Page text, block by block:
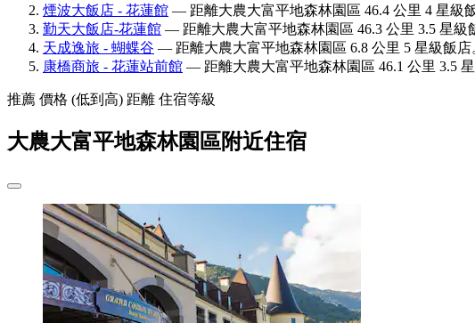
煙波大飯店 - 花蓮館 — 距離大農大富平地森林園區 46.4 公里 4 星級
勤天大飯店-花蓮館 — 距離大農大富平地森林園區 46.3 公里 3.5 星級
天成逸旅 - 蝴蝶谷 — 距離大農大富平地森林園區 6.8 公里 5 星級飯店
康橋商旅 - 花蓮站前館 — 距離大農大富平地森林園區 46.1 公里 3.5
推薦 價格 (低到高) 距離 住宿等級
大農大富平地森林園區附近住宿